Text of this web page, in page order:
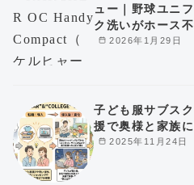
2026年1月29日
ュー｜野球ユニ
ク洗いがホース
2025年11月24日
子ども服サブス
援で奥様と家族